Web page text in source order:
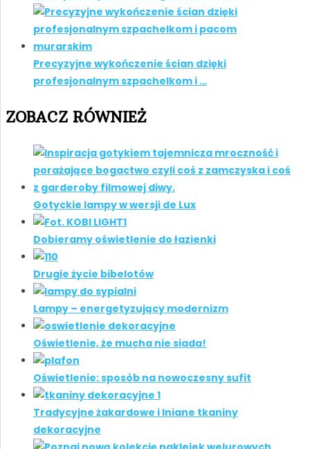
Precyzyjne wykończenie ścian dzięki
profesjonalnym szpachelkom i …
ZOBACZ RÓWNIEŻ
Gotyckie lampy w wersji de Lux
Dobieramy oświetlenie do łazienki
Drugie życie bibelotów
Lampy – energetyzujący modernizm
Oświetlenie, że mucha nie siada!
Oświetlenie: sposób na nowoczesny sufit
Tradycyjne żakardowe i lniane tkaniny
dekoracyjne